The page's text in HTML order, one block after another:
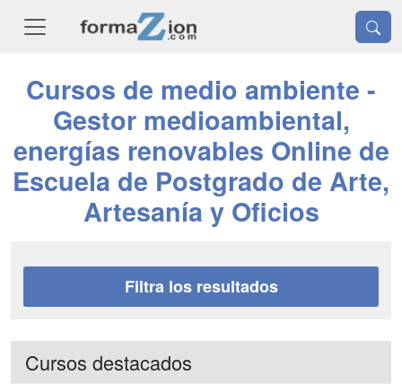
Cursos de medio ambiente -
Gestor medioambiental,
energías renovables Online de
Escuela de Postgrado de Arte,
Artesanía y Oficios
Filtra los resultados
Cursos destacados